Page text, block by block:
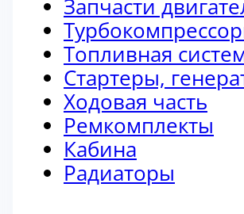
Запчасти
Топливная
Стартеры,
Ходовая часть
Ремкомплекты
Кабина
Радиаторы